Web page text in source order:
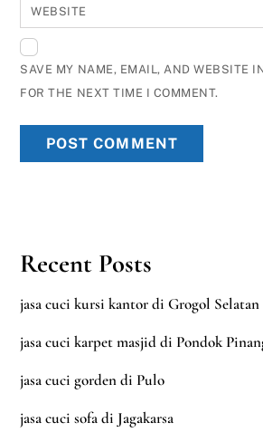
WEBSITE
SAVE MY NAME, EMAIL, AND WEBSITE
FOR THE NEXT TIME I COMMENT.
Recent Posts
jasa cuci kursi kantor di Grogol Selatan
jasa cuci karpet masjid di Pondok
jasa cuci gorden di Pulo
jasa cuci sofa di Jagakarsa